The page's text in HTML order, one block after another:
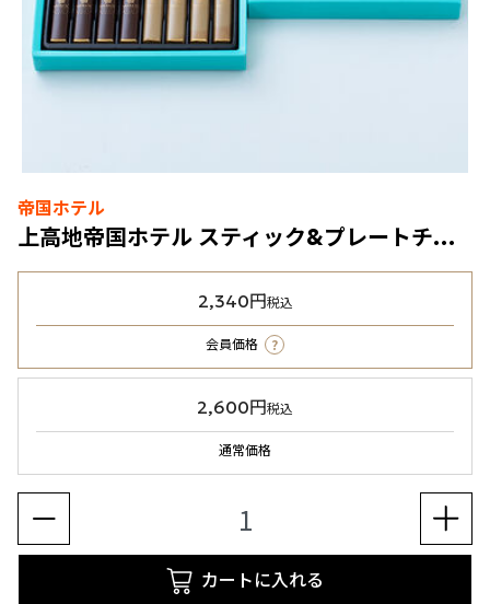
帝国ホテル
上高地帝国ホテル スティック&プレートチョコレート（KT-20）
2,340円税込
会員価格 ?
2,600円税込
通常価格
カートに入れる